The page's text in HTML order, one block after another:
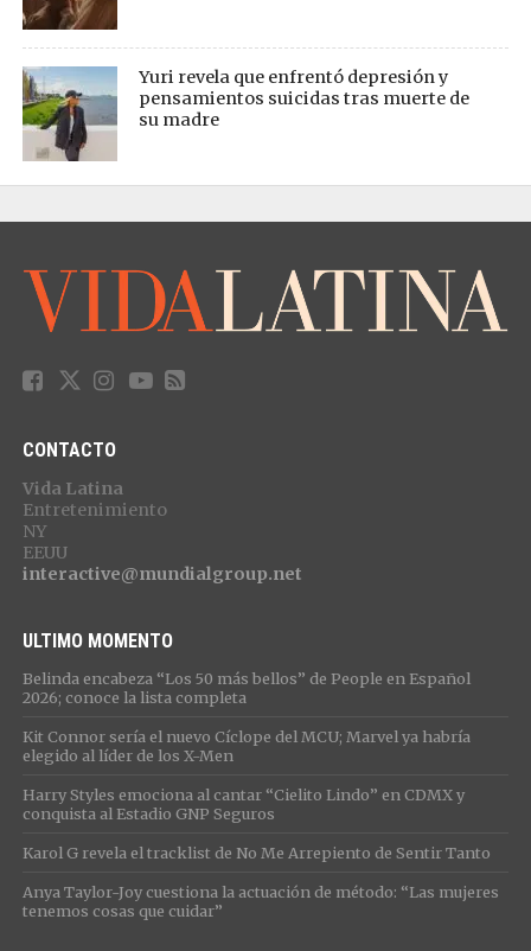
Yuri revela que enfrentó depresión y
pensamientos suicidas tras muerte de
su madre
CONTACTO
Vida Latina
Entretenimiento
NY
EEUU
interactive@mundialgroup.net
ULTIMO MOMENTO
Belinda encabeza “Los 50 más bellos” de People en Español
2026; conoce la lista completa
Kit Connor sería el nuevo Cíclope del MCU; Marvel ya habría
elegido al líder de los X-Men
Harry Styles emociona al cantar “Cielito Lindo” en CDMX y
conquista al Estadio GNP Seguros
Karol G revela el tracklist de No Me Arrepiento de Sentir Tanto
Anya Taylor-Joy cuestiona la actuación de método: “Las mujeres
tenemos cosas que cuidar”